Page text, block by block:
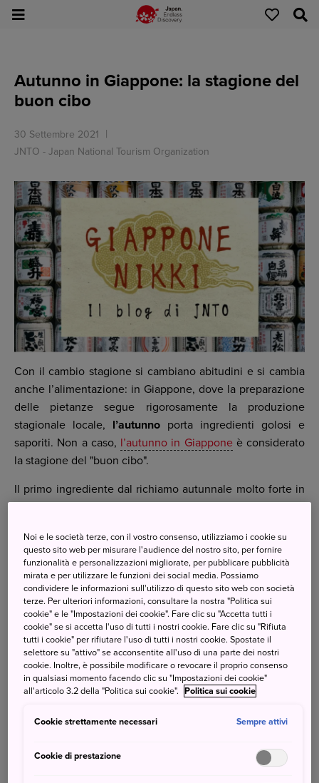
Autunno in Giappone: la stagione del
buon cibo
30 Settembre 2021
JNTO - Japan National Tourism Organization
Con il cambio stagione si cambiano abitudini e si cambia
anche l’alimentazione: in Giappone, dove la preparazione
delle pietanze segue rigorosamente la produzione
stagionale locale, l’autunno porta ingredienti golosi e
saporiti. Non a caso, l’autunno in Giapponeè considerato
la stagione del "buon cibo".
Il primo ingrediente dal richiamo autunnale molto forte in
solitamente catturati da fine agosto a novembre, quando
tornano a sud per deporre le uova. Il pescato più gustoso
è quello della stagione più avanzata, perché ricco di
grasso. In Giappone, quasi la metà di tutti i sanma
vengono catturati al largo della costa dello Hokkaido e il
resto principalmente lungo la costa orientale. Questo
pesce è molto versatile e in Giappone lo si cucina in una
miriade di modi; tuttavia, la preparazione più tradizionale
e popolare si chiamashio yaki, che significa “salato e
sanma a Tokyo ogni anno durante il quale vengono
Noi e le società terze, con il vostro consenso, utilizziamo i cookie su
questo sito web per misurare l'audience del nostro sito, per fornire
funzionalità e personalizzazioni migliorate, per pubblicare pubblicità
mirata e per utilizzare le funzioni dei social media. Possiamo
condividere le informazioni sull'utilizzo di questo sito web con società
terze. Per ulteriori informazioni, consultare la nostra "Politica sui
cookie" e le "Impostazioni dei cookie". Fare clic su "Accetta tutti i
cookie" se si accetta l'uso di tutti i nostri cookie. Fare clic su "Rifiuta
tutti i cookie" per rifiutare l'uso di tutti i nostri cookie. Spostate il
selettore su "attivo" se acconsentite all'uso di una parte dei nostri
cookie. Inoltre, è possibile modificare o revocare il proprio consenso
in qualsiasi momento facendo clic su "Impostazioni dei cookie"
all'articolo 3.2 della "Politica sui cookie". Politica sui cookie
Cookie strettamente necessari Sempre attivi
Cookie di prestazione